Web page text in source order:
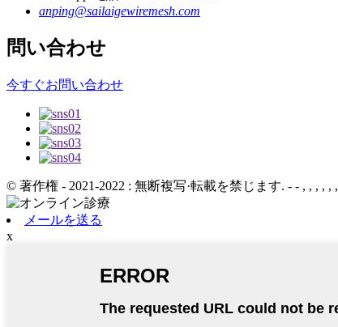
anping@sailaigewiremesh.com
問い合わせ
今すぐお問い合わせ
© 著作権 - 2021-2022 : 無断複写·転載を禁じます. - - , , , , , ,
メールを送る
x